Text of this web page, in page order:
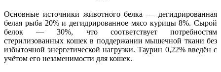
Основные источники животного белка — дегидрированная
белая рыба 20% и дегидрированное мясо курицы 8%. Сырой
белок — 30%, что соответствует потребностям
стерилизованных кошек в поддержании мышечной ткани без
избыточной энергетической нагрузки. Таурин 0,22% введён с
учётом его незаменимости для кошек.